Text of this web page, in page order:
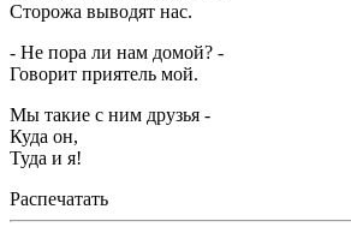
Сторожа выводят нас.
- Не пора ли нам домой? -
Говорит приятель мой.
Мы такие с ним друзья -
Куда он,
Туда и я!
Распечатать